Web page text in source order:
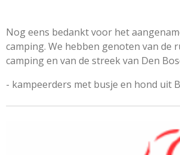
Nog eens bedankt voor het
camping. We hebben genoten van de
camping en van de streek van Den
- kampeerders met busje en hond uit